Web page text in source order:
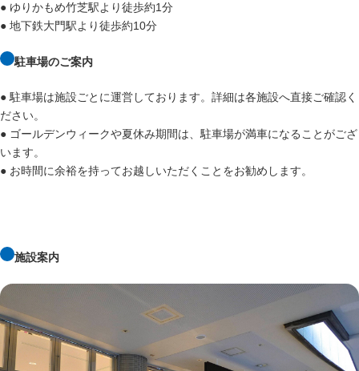
● ゆりかもめ竹芝駅より徒歩約1分
● 地下鉄大門駅より徒歩約10分
駐車場のご案内
● 駐車場は施設ごとに運営しております。詳細は各施設へ直接ご確認く
ださい。
● ゴールデンウィークや夏休み期間は、駐車場が満車になることがござ
います。
● お時間に余裕を持ってお越しいただくことをお勧めします。
施設案内